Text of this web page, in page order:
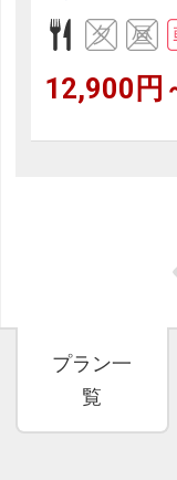
12,900円
プラン一
覧